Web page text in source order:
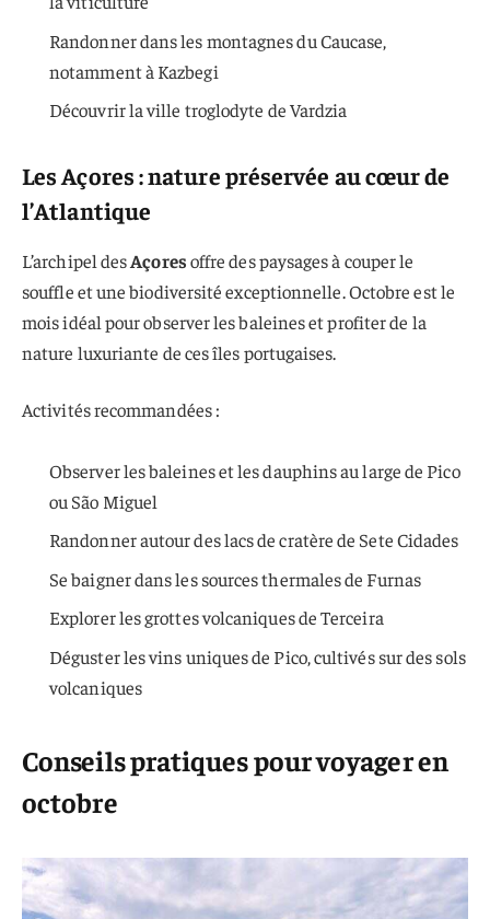
Randonner dans les montagnes du Caucase,
notamment à Kazbegi
Découvrir la ville troglodyte de Vardzia
Les Açores : nature préservée au cœur de
l’Atlantique
L’archipel desAçoresoffre des paysages à couper le
souffle et une biodiversité exceptionnelle. Octobre est le
mois idéal pour observer les baleines et profiter de la
nature luxuriante de ces îles portugaises.
Activités recommandées :
Observer les baleines et les dauphins au large de Pico
ou São Miguel
Randonner autour des lacs de cratère de Sete Cidades
Se baigner dans les sources thermales de Furnas
Explorer les grottes volcaniques de Terceira
Déguster les vins uniques de Pico, cultivés sur des sols
volcaniques
Conseils pratiques pour voyager en
octobre